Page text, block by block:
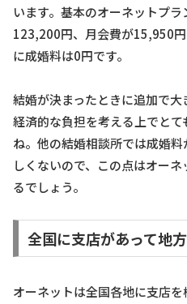
います。基本のオーネットプ
123,200円、月会費が15,950
に成婚料は0円です。
結婚が決まったときに追加で大
経済的な負担を考える上でと
ね。他の結婚相談所では成婚
しくないので、この点はオー
るでしょう。
全国に支店があって地
オーネットは全国各地に支店